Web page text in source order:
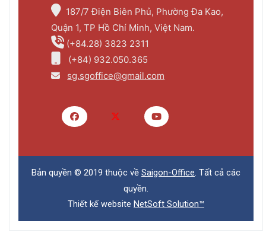
187/7 Điện Biên Phủ, Phường Đa Kao,
Quận 1, TP Hồ Chí Minh, Việt Nam.
(+84.28) 3823 2311
(+84) 932.050.365
sg.sgoffice@gmail.com
Bản quyền © 2019 thuộc về Saigon-Office. Tất cả các
quyền.
Thiết kế website NetSoft Solution™